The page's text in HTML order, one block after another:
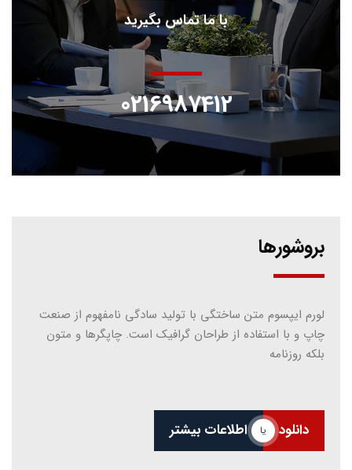
با ما تماس بگیرید
0216987412
بروشورها
لورم ایپسوم متن ساختگی با تولید سادگی نامفهوم از صنعت
چاپ و با استفاده از طراحان گرافیک است. چاپگرها و متون
بلکه روزنامه
دانلود یا اطلاعات بیشتر